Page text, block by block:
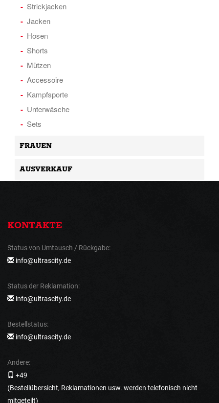
Strickjacken
Jacken
Hosen
Shorts
Mützen
Accessoire
Kampfsporte
Unterwäsche
Sets
FRAUEN
AUSVERKAUF
KONTAKTE
Status von Umtausch / Rückgabe:
info@ultrascity.de
Status der Reklamation:
info@ultrascity.de
Bestellstatus:
info@ultrascity.de
Andere:
+49
(Bestellübersicht, Reklamationen usw. werden telefonisch nicht
mitgeteilt)